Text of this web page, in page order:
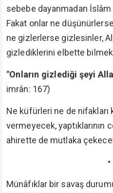
sebebe dayanmadan İslâm
Fakat onlar ne
ne gizlerlerse gizlesinler,
gizlediklerini elbette
"Onların gizlediği şeyi
imrân: 167)
Ne küfürleri ne de nifakları
vermeyecek, yaptıklarının
ahirette de mutlaka
•
Münâfıklar bir savaş